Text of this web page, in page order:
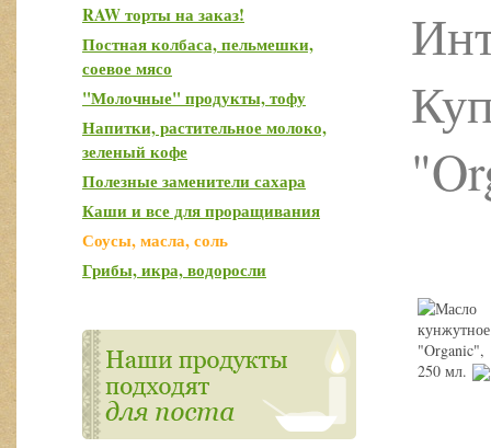
RAW торты на заказ!
Постная колбаса, пельмешки,
соевое мясо
"Молочные" продукты, тофу
Напитки, растительное молоко,
зеленый кофе
Полезные заменители сахара
Каши и все для проращивания
Соусы, масла, соль
Грибы, икра, водоросли